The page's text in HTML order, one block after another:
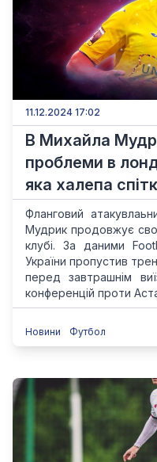
11.12.2024 17:02
В Михайла
проблеми в
яка халепа
Фланговий
Мудрик продовжує
клубі. За даними
України пропустив
перед завтрашнім
конференцій проти
Новини Футбол